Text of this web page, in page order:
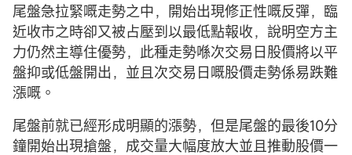
尾盤急拉緊嘅走勢之中，開始出現修正性嘅反彈，臨
近收市之時卻又被占壓到以最低點報收，說明空方主
力仍然主導住優勢，此種走勢喺次交易日股價將以平
盤抑或低盤開出，並且次交易日嘅股價走勢係易跌難
漲嘅。
尾盤前就已經形成明顯的漲勢，但是尾盤的最後10分
鐘開始出現搶盤，成交量大幅度放大並且推動股價一